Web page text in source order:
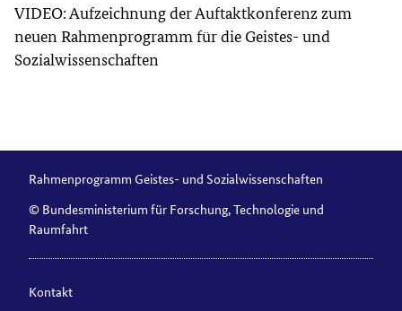
VIDEO: Aufzeichnung der Auftaktkonferenz zum
neuen Rahmenprogramm für die Geistes- und
Sozialwissenschaften
Rahmenprogramm Geistes- und Sozialwissenschaften
© Bundesministerium für Forschung, Technologie und
Raumfahrt
Kontakt